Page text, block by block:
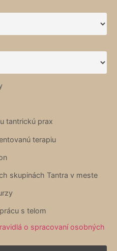
tantrickú prax
terapiu
skupinách Tantra v meste
s telom
o spracovaní osobných